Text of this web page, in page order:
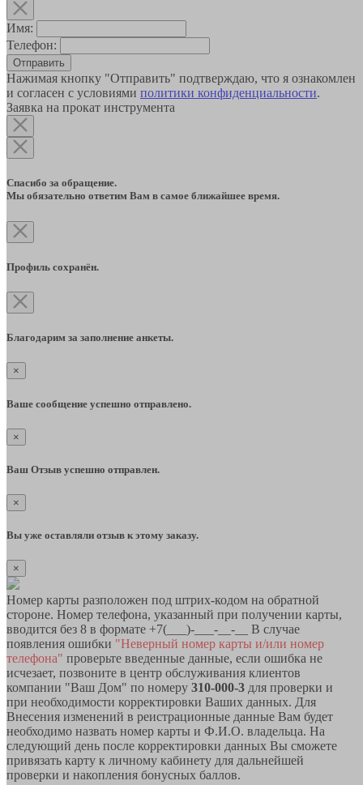
Имя:
Телефон:
Отправить
Нажимая кнопку "Отправить" подтверждаю, что я ознакомлен
и согласен с условиями политики конфиденциальности.
Заявка на прокат инструмента
Спасибо за обращение.
Мы обязательно ответим Вам в самое ближайшее время.
Профиль сохранён.
Благодарим за заполнение анкеты.
×
Ваше сообщение успешно отправлено.
×
Ваш Отзыв успешно отправлен.
×
Вы уже оставляли отзыв к этому заказу.
×
Номер карты разположен под штрих-кодом на обратной
стороне. Номер телефона, указанный при получении карты,
вводится без 8 в формате +7(___)-___-__-__ В случае
появления ошибки "Неверный номер карты и/или номер
телефона" проверьте введенные данные, если ошибка не
исчезает, позвоните в центр обслуживания клиентов
компании "Ваш Дом" по номеру 310-000-3 для проверки и
при необходимости корректировки Ваших данных. Для
Внесения изменений в реистрационные данные Вам будет
необходимо назвать номер карты и Ф.И.О. владельца. На
следующий день после корректировки данных Вы сможете
привязать карту к личному кабинету для дальнейшей
проверки и накопления бонусных баллов.